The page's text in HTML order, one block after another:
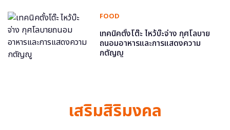
FOOD
เทคนิคตั้งโต๊ะ ไหว้บ๊ะจ่าง กุศโลบาย
ถนอมอาหารและการแสดงความ
กตัญญู
เสริมสิริมงคล